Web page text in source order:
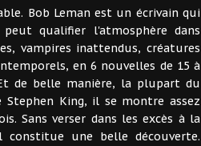
Bob Leman est un écrivain qui
qualifier l'atmosphère dans
vampires inattendus, créatures
en 6 nouvelles de 15 à
de belle manière, la plupart du
King, il se montre assez
Sans verser dans les excès à la
une belle découverte.